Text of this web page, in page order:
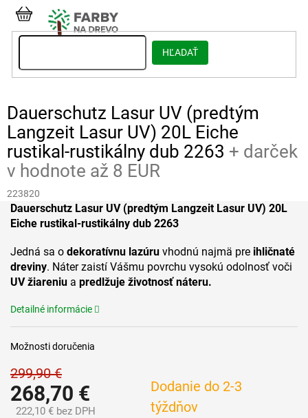
Prejsť
obsah
HĽADAŤ
NÁKUPNÝ
Dauerschutz Lasur UV (predtým
Langzeit Lasur UV) 20L Eiche
rustikal-rustikálny dub 2263 + darček
v hodnote až 8 EUR
223820
299,90 €
268,70 €
222,10 € bez DPH
Dodanie do 2-3
týždňov
Možnosti doručenia
Dauerschutz Lasur UV (predtým Langzeit Lasur UV) 20L
Eiche rustikal-rustikálny dub 2263
Jedná sa o dekoratívnu lazúru vhodnú najmä pre ihličnaté
dreviny. Náter zaistí Vášmu povrchu vysokú odolnosť voči
UV žiareniu a predlžuje životnosť náteru.
Detailné informácie